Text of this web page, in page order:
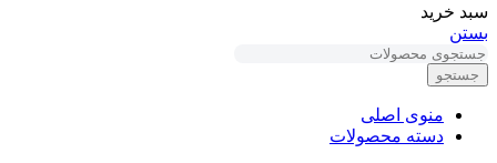
سبد خرید
بستن
جستجو
منوی اصلی
دسته محصولات